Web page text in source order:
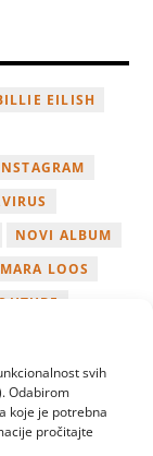
svih
Odabirom
koje je potrebna
pročitajte
EILISH
NOVI ALBUM
LOOS